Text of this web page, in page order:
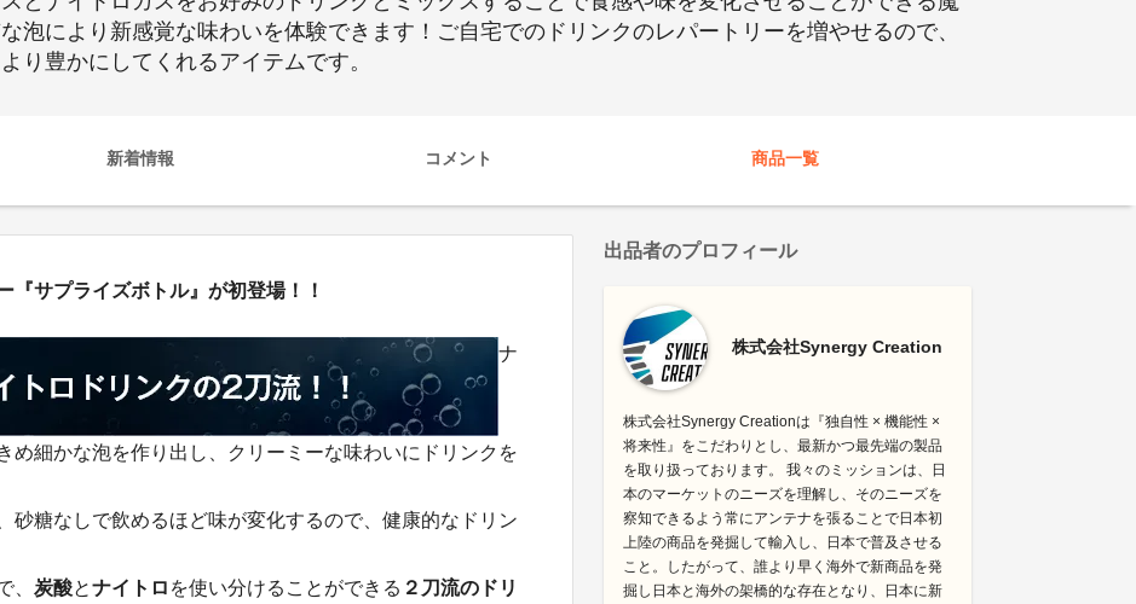
泡により新感覚な味わいを体験できます！ご自宅でのドリンクのレパートリーを増やせるので、
り豊かにしてくれるアイテムです。
新着情報 コメント 商品一覧
『サプライズボトル』が初登場！！
ナ
め細かな泡を作り出し、クリーミーな味わいにドリンクを
砂糖なしで飲めるほど味が変化するので、健康的なドリン
、 炭酸とナイトロ を使い分けることができる ２刀流のドリ
出品者のプロフィール
株式会社Synergy Creation
株式会社Synergy Creationは『独自性 × 機能性 ×
将来性』をこだわりとし、最新かつ最先端の製品
を取り扱っております。 我々のミッションは、日
本のマーケットのニーズを理解し、そのニーズを
察知できるよう常にアンテナを張ることで日本初
上陸の商品を発掘して輸入し、日本で普及させる
こと。したがって、誰より早く海外で新商品を発
掘し日本と海外の架橋的な存在となり、日本に新